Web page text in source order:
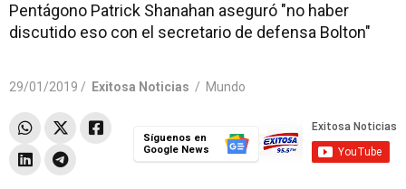
Pentágono Patrick Shanahan aseguró "no haber
discutido eso con el secretario de defensa Bolton"
29/01/2019 / Exitosa Noticias / Mundo
Síguenos en
Google News